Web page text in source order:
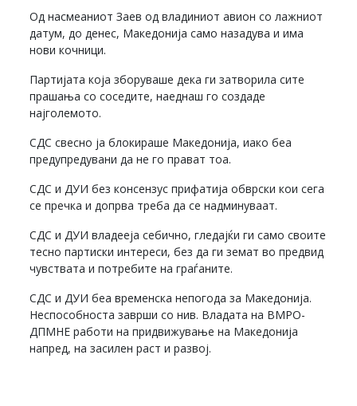
Од насмеаниот Заев од владиниот авион со лажниот
датум, до денес, Македонија само назадува и има
нови кочници.
Партијата која зборуваше дека ги затворила сите
прашања со соседите, наеднаш го создаде
најголемото.
СДС свесно ја блокираше Македонија, иако беа
предупредувани да не го прават тоа.
СДС и ДУИ без консензус прифатија обврски кои сега
се пречка и допрва треба да се надминуваат.
СДС и ДУИ владееја себично, гледајќи ги само своите
тесно партиски интереси, без да ги земат во предвид
чувствата и потребите на граѓаните.
СДС и ДУИ беа временска непогода за Македонија.
Неспособноста заврши со нив. Владата на ВМРО-
ДПМНЕ работи на придвижување на Македонија
напред, на засилен раст и развој.